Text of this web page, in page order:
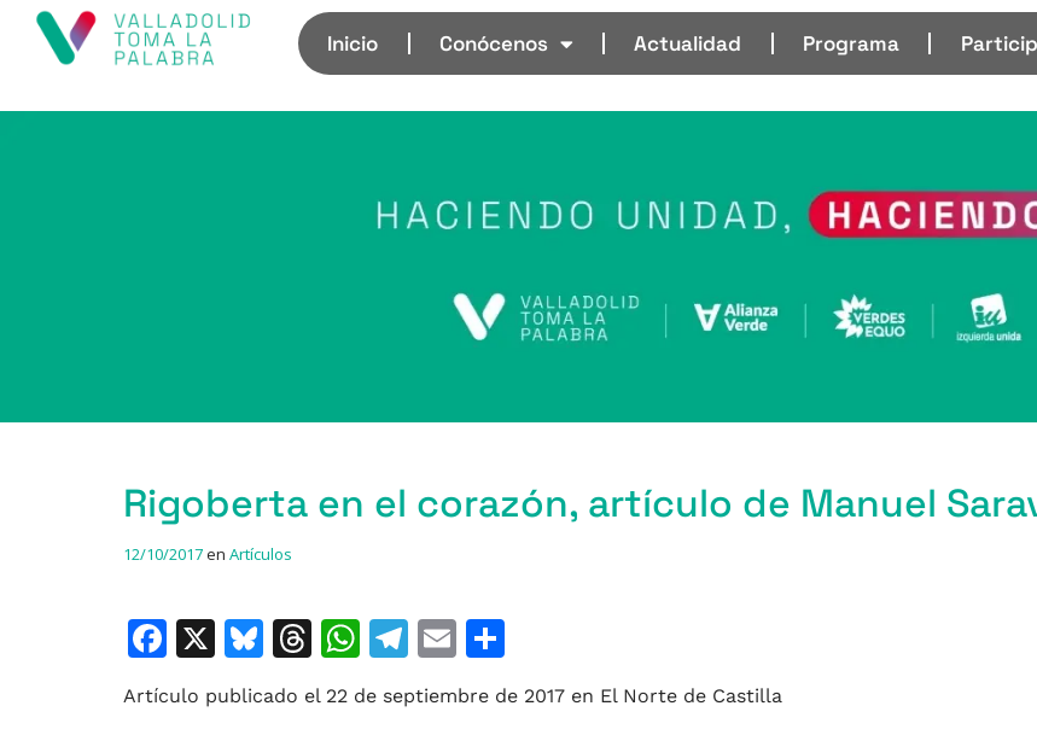
Inicio Conócenos Actualidad Programa
Rigoberta en el corazón, artículo de Manuel
12/10/2017en Artículos
F
a
c
X
Bl
u
e
T
h
re
W
h
at
T
el
e
E
m
ai
o
m
Artículo publicado el 22 de septiembre de 2017 en El Norte de Castilla